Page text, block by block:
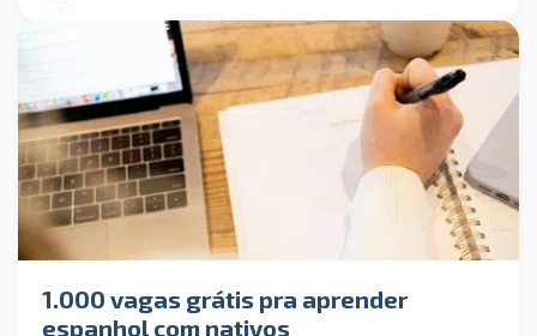
1.000 vagas grátis pra aprender
espanhol com nativos